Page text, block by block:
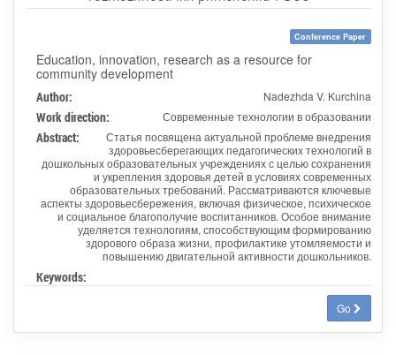
Conference Paper
Education, innovation, research as a resource for
community development
Author: Nadezhda V. Kurchina
Work direction: Современные технологии в образовании
Abstract:
Статья посвящена актуальной проблеме внедрения
здоровьесберегающих педагогических технологий в
дошкольных образовательных учреждениях с целью сохранения
и укрепления здоровья детей в условиях современных
образовательных требований. Рассматриваются ключевые
аспекты здоровьесбережения, включая физическое, психическое
и социальное благополучие воспитанников. Особое внимание
уделяется технологиям, способствующим формированию
здорового образа жизни, профилактике утомляемости и
повышению двигательной активности дошкольников.
Keywords:
Go